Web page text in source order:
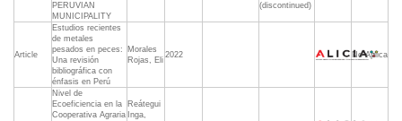
PERUVIAN
MUNICIPALITY
(discontinued)
Article
Estudios recientes
de metales
pesados en peces:
Una revisión
bibliográfica con
énfasis en Perú
Morales
Rojas, Eli
2022 No Aplica
Nivel de
Ecoeficiencia en la
Cooperativa Agraria
Reátegui
Inga,